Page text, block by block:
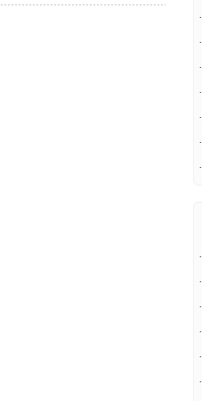
·
·
·
·
·
·
·
·
·
·
·
·
·